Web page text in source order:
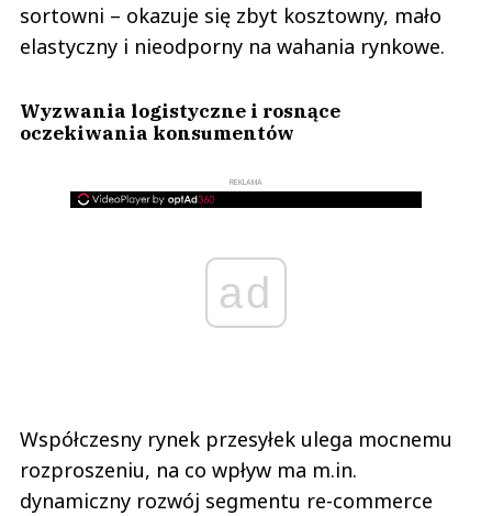
sortowni – okazuje się zbyt kosztowny, mało
elastyczny i nieodporny na wahania rynkowe.
Wyzwania logistyczne i rosnące
oczekiwania konsumentów
REKLAMA
ad
Współczesny rynek przesyłek ulega mocnemu
rozproszeniu, na co wpływ ma m.in.
dynamiczny rozwój segmentu re-commerce